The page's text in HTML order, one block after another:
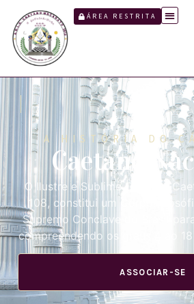
ÁREA RESTRITA
A HISTÓRIA DO
Caetano
O Ilustre e Sublime Capítulo
108, constitui um Corpo
Supremo Conclave do Brasil
compreendendo os graus 4 ao
ASSOCIAR-SE